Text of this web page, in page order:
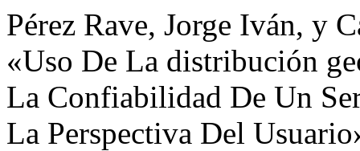
Pérez Rave, Jorge Iván, y
«Uso De La distribución
La Confiabilidad De Un
La Perspectiva Del